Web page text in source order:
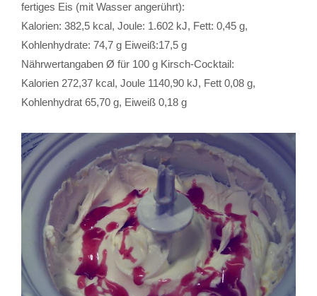
fertiges Eis (mit Wasser angerührt):
Kalorien: 382,5 kcal, Joule: 1.602 kJ, Fett: 0,45 g,
Kohlenhydrate: 74,7 g Eiweiß:17,5 g
Nährwertangaben Ø für 100 g Kirsch-Cocktail:
Kalorien 272,37 kcal, Joule 1140,90 kJ, Fett 0,08 g,
Kohlenhydrat 65,70 g, Eiweiß 0,18 g